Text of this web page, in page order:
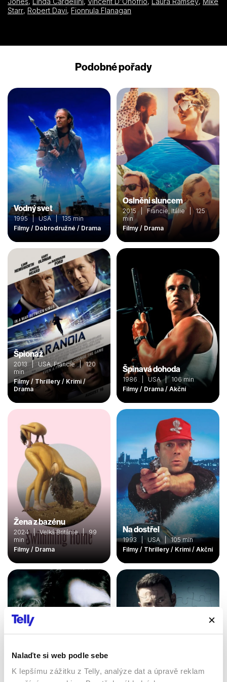
Nalaďte si web podle sebe
K lepšímu zážitku z Telly, analýze dat a úpravě reklam
Starr, Robert Davi, Fionnula Flanagan
Podobné pořady
Vodný svet
1995 | USA | 135 min
Filmy / Dobrodružné / Drama
Oslněni sluncem
2015 | Francie, Itálie | 125
min
Filmy / Drama
Špionáž
2013 | USA, Francie | 120
min
Filmy / Thrillery / Krimi /
Drama
Špinavá dohoda
1986 | USA | 106 min
Filmy / Drama / Akční
Žena z bazénu
2024 | Velká Británie | 99
min
Filmy / Drama
Na dostřel
1993 | USA | 105 min
Filmy / Thrillery / Krimi / Akční
Tristan a Izolda